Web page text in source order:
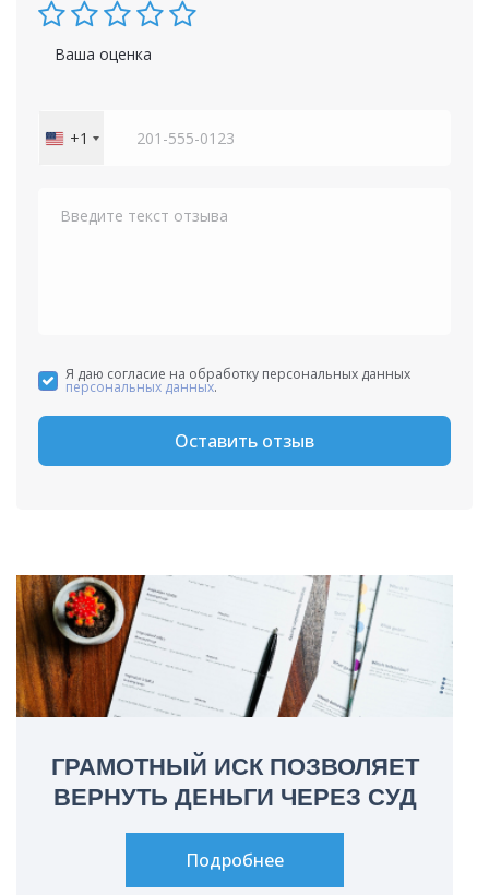
Ваша оценка
United
+1
Я даю согласие на обработку персональных данных
персональных данных.
Оставить отзыв
ГРАМОТНЫЙ ИСК ПОЗВОЛЯЕТ
ВЕРНУТЬ ДЕНЬГИ ЧЕРЕЗ СУД
Подробнее